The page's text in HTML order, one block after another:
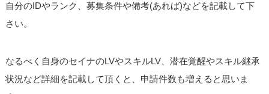
自分のIDやランク、募集条件や備考(あれば)などを記載して下
さい。
なるべく自身のセイナのLVやスキルLV、潜在覚醒やスキル継承
状況など詳細を記載して頂くと、申請件数も増えると思いま